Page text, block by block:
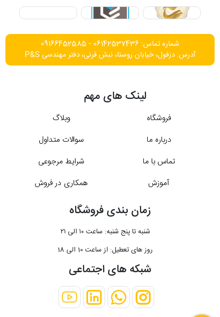
شماره تماس: 06142537436 - 09166452585
آدرس: دزفول، خیابان روستا، نبش قرنی، دفتر مهندسی P&S
لینک های مهم
فروشگاه
وبلاگ
درباره ما
سوالات متداول
تماس با ما
شرایط مرجوعی
آموزش
همکاری در فروش
زمان بندی فروشگاه
شنبه تا پنج شنبه: ساعت ۱۰ الی ۲۱
روز های تعطیل: از ساعت 10 الی 18
شبکه های اجتماعی